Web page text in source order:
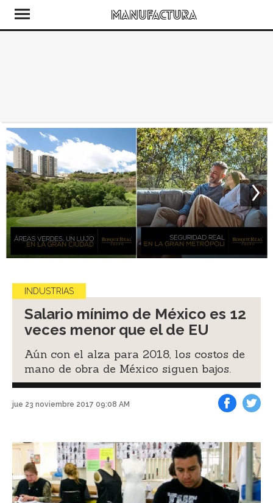
INDUSTRIAS
Salario mínimo de México es 12
veces menor que el de EU
Aún con el alza para 2018, los costos de
mano de obra de México siguen bajos.
jue 23 noviembre 2017 09:08 AM